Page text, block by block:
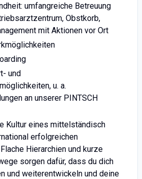
umfangreiche Betreuung
Obstkorb,
mit Aktionen vor Ort
und
u. a.
an unserer PINTSCH
Kultur eines mittelständisch
erfolgreichen
Hierarchien und kurze
sorgen dafür, dass du dich
und weiterentwickeln und deine